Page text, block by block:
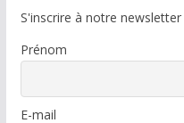
S'inscrire à notre newsletter
Prénom
E-mail